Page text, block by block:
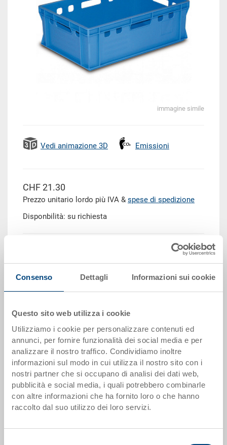
Consenso Dettagli Informazioni sui cookie
Questo sito web utilizza i cookie
Utilizziamo i cookie per personalizzare contenuti ed
annunci, per fornire funzionalità dei social media e per
analizzare il nostro traffico. Condividiamo inoltre
informazioni sul modo in cui utilizza il nostro sito con i
nostri partner che si occupano di analisi dei dati web,
pubblicità e social media, i quali potrebbero combinarle
con altre informazioni che ha fornito loro o che hanno
raccolto dal suo utilizzo dei loro servizi.
immagine simile
Vedi animazione 3D Emissioni
CHF 21.30
Prezzo unitario lordo più IVA & spese di spedizione
Disponbilità: su richiesta
Aggiungere al carrello
Quantità minima ordine: 1000 pezzi
Dati articolo
Codice
38-6420-0.5070.0101
Dimensioni esterne:
600 x 400 x 200 mm